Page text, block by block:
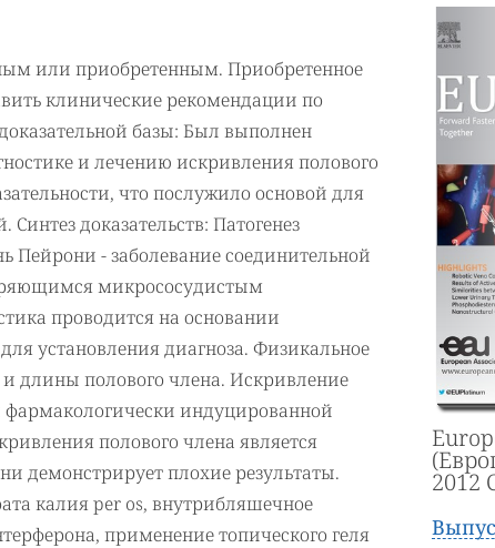
или приобретенным. Приобретенное
клинические рекомендации по
базы: Был выполнен
и лечению искривления полового
что послужило основой для
доказательств: Патогенез
Пейрони - заболевание соединительной
микрососудистым
проводится на основании
установления диагноза. Физикальное
длины полового члена. Искривление
индуцированной
полового члена является
демонстрирует плохие результаты.
калия per os, внутрибляшечное
применение топического геля
2012